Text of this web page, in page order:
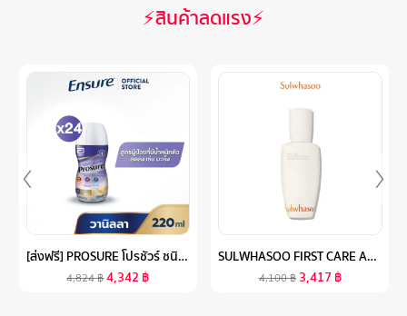
⚡สินค้าลดแรง⚡
[ส่งฟรี] PROSURE โปรชัวร์ ชนิดน้ำ กลิ่นวานิลลา 220ML 24 ขวด PROSURE LIQUID VANILLA 220ML X24 สำหรับผู้ป่วยมะเร็ง
4,824฿4,342฿
SULWHASOO FIRST CARE ACTIVATING SERUM VI 90ML. โซลวาซู เซรั่มลดเลือนริ้วรอยเพื่อผิวอ่อนเยาว์ กระชับผิวหน้า ให้ผิวนุ่มชุ่มชื้น เซรั่มเกาหลีซัลวาซู
4,100฿ 3,417฿